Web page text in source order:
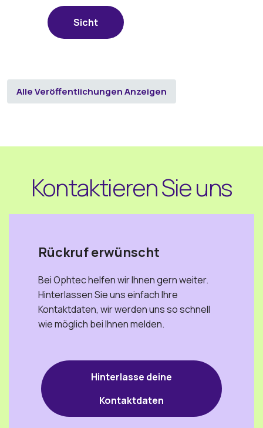
Sicht
Alle Veröffentlichungen Anzeigen
Kontaktieren Sie uns
Rückruf erwünscht
Bei Ophtec helfen wir Ihnen gern weiter.
Hinterlassen Sie uns einfach Ihre
Kontaktdaten, wir werden uns so schnell
wie möglich bei Ihnen melden.
Hinterlasse deine
Kontaktdaten